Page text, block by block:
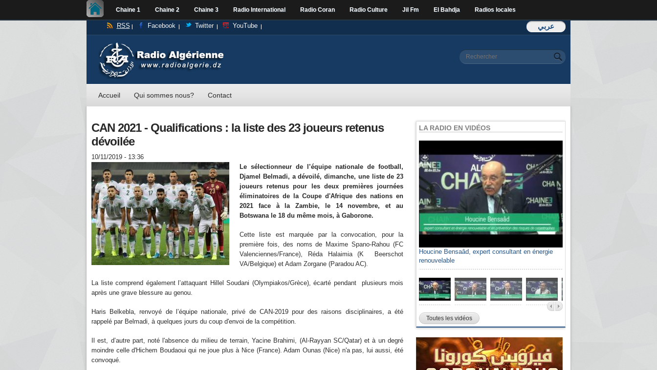
Chaine 1 Chaine 2 Chaine 3 Radio International Radio Coran Radio Culture Jil Fm El Bahdja Radios locales
عربي RSS Facebook Twitter YouTube
Formulaire de
Rechercher
Accueil Qui sommes nous? Contact
CAN 2021 - Qualifications : la liste des 23 joueurs retenus
dévoilée
10/11/2019 - 13:36
Le sélectionneur de l’équipe nationale de football,
Djamel Belmadi, a dévoilé, dimanche, une liste de 23
joueurs retenus pour les deux premières journées
éliminatoires de la Coupe d'Afrique des nations en
2021 face à la Zambie, le 14 novembre, et au
Botswana le 18 du même mois, à Gaborone.
Cette liste est marquée par la convocation, pour la
première fois, des noms de Maxime Spano-Rahou (FC
Valenciennes/France), Réda Halaimia (K Beerschot
VA/Belgique) et Adam Zorgane (Paradou AC).
La liste comprend également l’attaquant Hillel Soudani (Olympiakos/Grèce), écarté pendant plusieurs mois
après une grave blessure au genou.
Haris Belkebla, renvoyé de l’équipe nationale, privé de CAN-2019 pour des raisons disciplinaires, a été
rappelé par Belmadi, à quelques jours du coup d'envoi de la compétition.
Il est, d’autre part, noté l'absence du milieu de terrain, Yacine Brahimi, (Al-Rayyan SC/Qatar) et à un degré
moindre celle d'Hichem Boudaoui qui ne joue plus à Nice (France). Adam Ounas (Nice) n'a pas, lui aussi, été
convoqué.
LA RADIO EN VIDÉOS
Houcine Bensaâd, expert consultant en énergie
renouvelable
Toutes les vidéos